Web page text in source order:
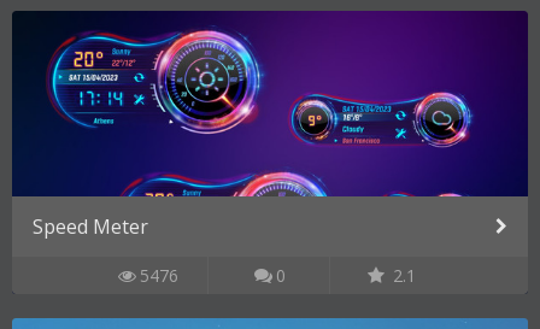
Speed Meter
5476 0 2.1